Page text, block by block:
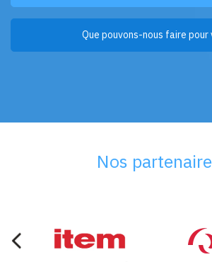
Que pouvons-nous faire pour
Nos